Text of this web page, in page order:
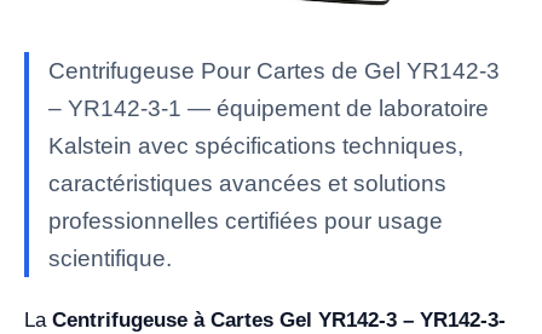
Centrifugeuse Pour Cartes de Gel YR142-3
– YR142-3-1 — équipement de laboratoire
Kalstein avec spécifications techniques,
caractéristiques avancées et solutions
professionnelles certifiées pour usage
scientifique.
La Centrifugeuse à Cartes Gel YR142-3 – YR142-3-